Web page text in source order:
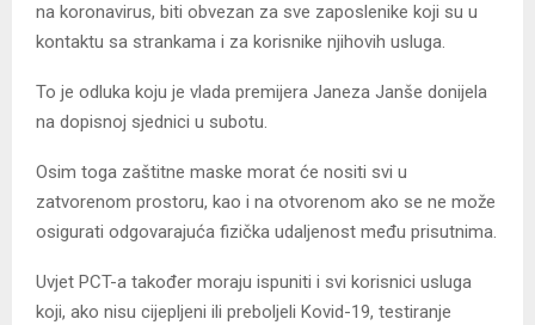
na koronavirus, biti obvezan za sve zaposlenike koji su u
kontaktu sa strankama i za korisnike njihovih usluga.
To je odluka koju je vlada premijera Janeza Janše donijela
na dopisnoj sjednici u subotu.
Osim toga zaštitne maske morat će nositi svi u
zatvorenom prostoru, kao i na otvorenom ako se ne može
osigurati odgovarajuća fizička udaljenost među prisutnima.
Uvjet PCT-a također moraju ispuniti i svi korisnici usluga
koji, ako nisu cijepljeni ili preboljeli Kovid-19, testiranje